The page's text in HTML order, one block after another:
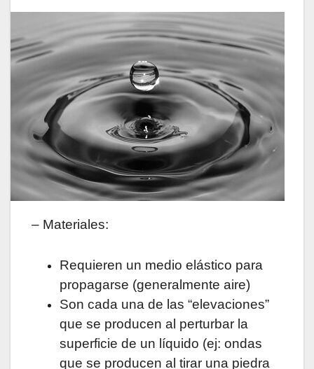
– Materiales:
Requieren un medio elástico para
propagarse (generalmente aire)
Son cada una de las “elevaciones”
que se producen al perturbar la
superficie de un líquido (ej: ondas
que se producen al tirar una piedra